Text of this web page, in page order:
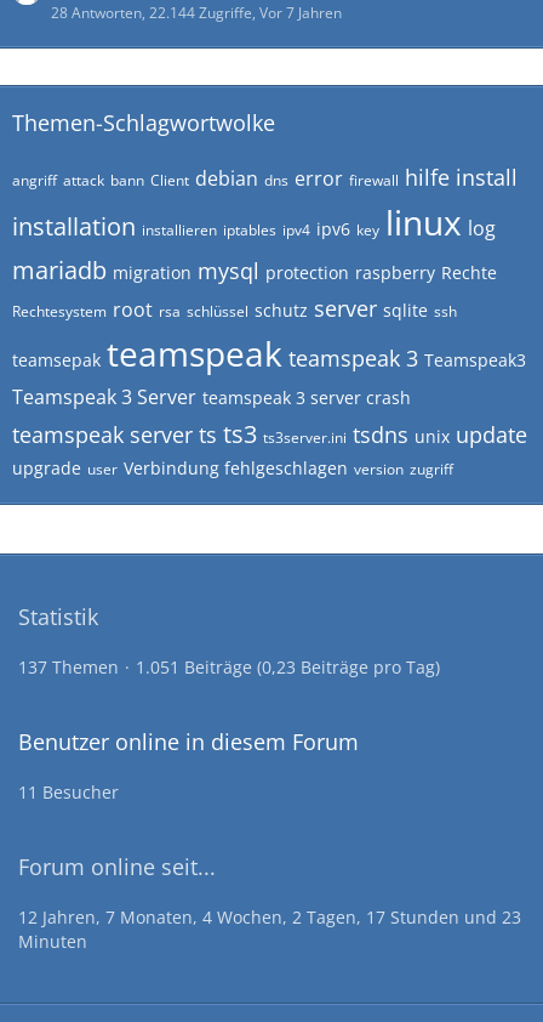
28 Antworten, 22.144 Zugriffe, Vor 7 Jahren
Themen-Schlagwortwolke
angriff attack bann Client debian dns error firewall hilfe install
installation installieren iptables ipv4 ipv6 key linux log
mariadb migration mysql protection raspberry Rechte
Rechtesystem root rsa schlüssel schutz server sqlite ssh
teamsepak teamspeak teamspeak 3 Teamspeak3
Teamspeak 3 Server teamspeak 3 server crash
teamspeak server ts ts3 ts3server.ini tsdns unix update
upgrade user Verbindung fehlgeschlagen version zugriff
Statistik
137 Themen 1.051 Beiträge (0,23 Beiträge pro Tag)
Benutzer online in diesem Forum
11 Besucher
Forum online seit...
12 Jahren, 7 Monaten, 4 Wochen, 2 Tagen, 17 Stunden und 23
Minuten